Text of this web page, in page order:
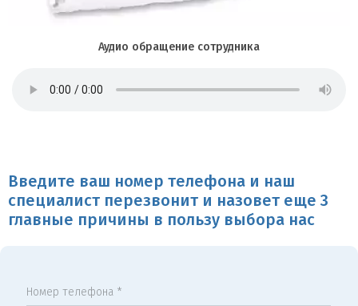
Аудио обращение сотрудника
Введите ваш номер телефона и наш
специалист перезвонит и назовет еще 3
главные причины в пользу выбора нас
Номер телефона *